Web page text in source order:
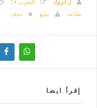
ل.أبروك المغرب 24
طباعة
تبليغ حذف
إقرأ ايضا